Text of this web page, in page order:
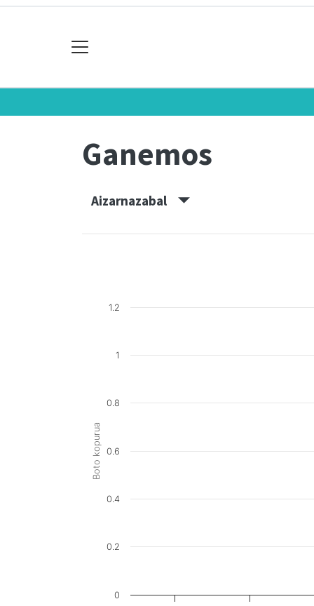
Ganemos
Aizarnazabal
Boto kopurua
0
0.2
0.4
0.6
0.8
1
1.2